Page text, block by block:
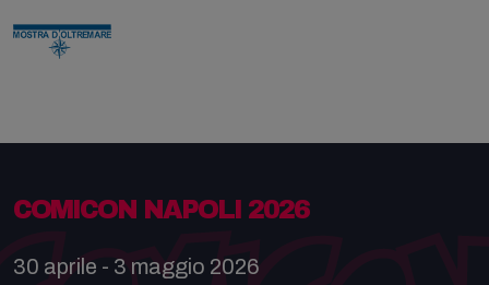
COMICON NAPOLI 2026
30 aprile - 3 maggio 2026